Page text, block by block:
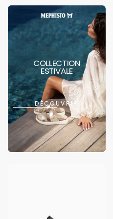
COLLECTION
ESTIVALE
DÉCOUVRIR